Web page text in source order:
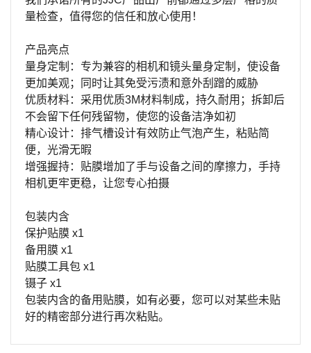
量检查，值得您的信任和放心使用！
产品亮点
量身定制：专为兼容的相机和镜头量身定制，使设备
更加美观；同时让其免受污渍和意外刮蹭的威胁
优质材料：采用优质3M材料制成，持久耐用；拆卸后
不会留下任何残留物，使您的设备洁净如初
精心设计：排气槽设计有效防止气泡产生，粘贴简
便，光滑无暇
增强握持：贴膜增加了手与设备之间的摩擦力，手持
相机更牢更稳，让您专心拍摄
包装内含
保护贴膜 x1
备用膜 x1
贴膜工具包 x1
镊子 x1
包装内含的备用贴膜，如有必要，您可以对某些未贴
好的精密部分进行再次粘贴。